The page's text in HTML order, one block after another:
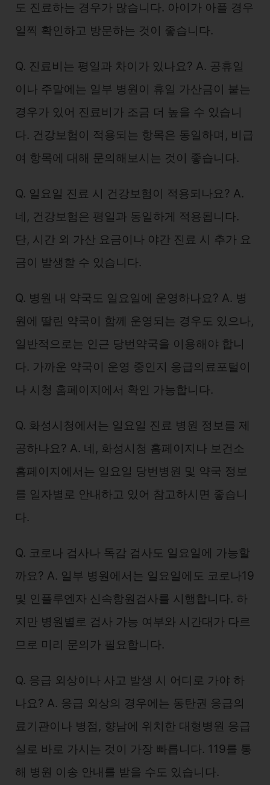
도 진료하는 경우가 많습니다. 아이가 아플 경우
일찍 확인하고 방문하는 것이 좋습니다.
Q. 진료비는 평일과 차이가 있나요? A. 공휴일
이나 주말에는 일부 병원이 휴일 가산금이 붙는
경우가 있어 진료비가 조금 더 높을 수 있습니
다. 건강보험이 적용되는 항목은 동일하며, 비급
여 항목에 대해 문의해보시는 것이 좋습니다.
Q. 일요일 진료 시 건강보험이 적용되나요? A.
네, 건강보험은 평일과 동일하게 적용됩니다.
단, 시간 외 가산 요금이나 야간 진료 시 추가 요
금이 발생할 수 있습니다.
Q. 병원 내 약국도 일요일에 운영하나요? A. 병
원에 딸린 약국이 함께 운영되는 경우도 있으나,
일반적으로는 인근 당번약국을 이용해야 합니
다. 가까운 약국이 운영 중인지 응급의료포털이
나 시청 홈페이지에서 확인 가능합니다.
Q. 화성시청에서는 일요일 진료 병원 정보를 제
공하나요? A. 네, 화성시청 홈페이지나 보건소
홈페이지에서는 일요일 당번병원 및 약국 정보
를 일자별로 안내하고 있어 참고하시면 좋습니
다.
Q. 코로나 검사나 독감 검사도 일요일에 가능할
까요? A. 일부 병원에서는 일요일에도 코로나19
및 인플루엔자 신속항원검사를 시행합니다. 하
지만 병원별로 검사 가능 여부와 시간대가 다르
므로 미리 문의가 필요합니다.
Q. 응급 외상이나 사고 발생 시 어디로 가야 하
나요? A. 응급 외상의 경우에는 동탄권 응급의
료기관이나 병점, 향남에 위치한 대형병원 응급
실로 바로 가시는 것이 가장 빠릅니다. 119를 통
해 병원 이송 안내를 받을 수도 있습니다.